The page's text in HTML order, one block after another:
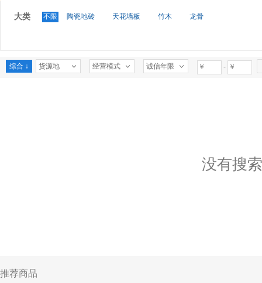
大类 不限 陶瓷地砖 天花墙板 竹木 龙骨
综合 ↓ 货源地 经营模式 诚信年限 -
没有搜
推荐商品